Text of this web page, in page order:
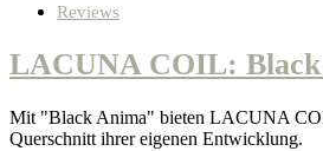
Reviews
LACUNA COIL:
Mit "Black Anima" bieten LACUNA
Querschnitt ihrer eigenen Entwicklung.